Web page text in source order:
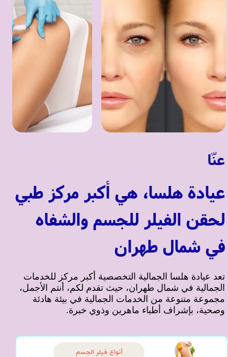
عنّا
عيادة هلسا، هي أكبر مركز طبي
لحقن الفيلر للجسم والشفاه
في شمال طهران
تعد عيادة هلسا الجمالية التخصصية أكبر مركز للخدمات
الجمالية في شمال طهران، حيث تقدم لكم، أنتم الأجمل،
مجموعة متنوعة من الخدمات الجمالية في بيئة هادئة
وصحية، بإشراف أطباء ماهرين وذوي خبرة.
صورت یک خانم و قبل و
یک خانم است که با اعمال
أنواع فيلر الجسم